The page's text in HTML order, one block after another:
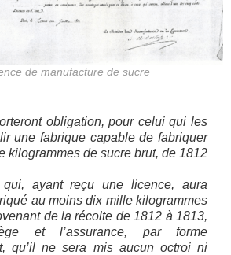
de manufacture de sucre
obligation, pour celui qui les
une fabrique capable de fabriquer
kilogrammes de sucre brut, de 1812
ayant reçu une licence, aura
au moins dix mille kilogrammes
de la récolte de 1812 à 1813,
et l’assurance, par forme
qu’il ne sera mis aucun octroi ni